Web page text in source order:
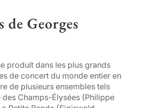
de Georges
produit dans les plus grands
de concert du monde entier en
de plusieurs ensembles tels
des Champs-Élysées (Philippe